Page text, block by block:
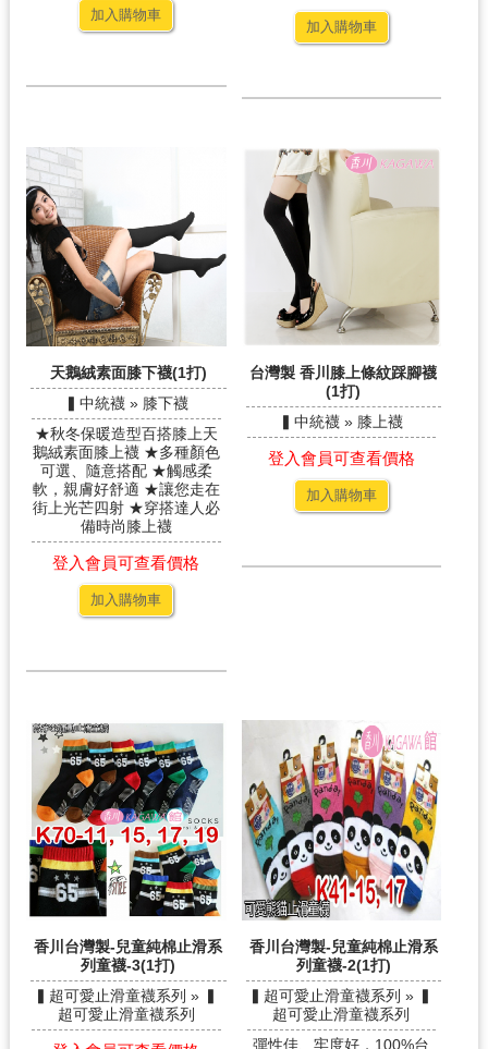
加入購物車
加入購物車
天鵝絨素面膝下襪(1打)
▍中統襪 » 膝下襪
★秋冬保暖造型百搭膝上天
鵝絨素面膝上襪 ★多種顏色
可選、隨意搭配 ★觸感柔
軟，親膚好舒適 ★讓您走在
街上光芒四射 ★穿搭達人必
備時尚膝上襪
登入會員可查看價格
加入購物車
台灣製 香川膝上條紋踩腳襪
(1打)
▍中統襪 » 膝上襪
登入會員可查看價格
加入購物車
香川台灣製-兒童純棉止滑系
列童襪-3(1打)
▍超可愛止滑童襪系列 » ▍
超可愛止滑童襪系列
香川台灣製-兒童純棉止滑系
列童襪-2(1打)
▍超可愛止滑童襪系列 » ▍
超可愛止滑童襪系列
彈性佳、牢度好，100%台